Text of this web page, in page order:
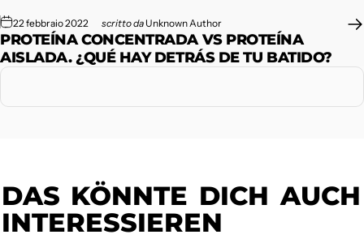
22 febbraio 2022 scritto da Unknown Author
PROTEÍNA CONCENTRADA VS PROTEÍNA
AISLADA. ¿QUÉ HAY DETRÁS DE TU BATIDO?
DAS KÖNNTE DICH AUCH
INTERESSIEREN